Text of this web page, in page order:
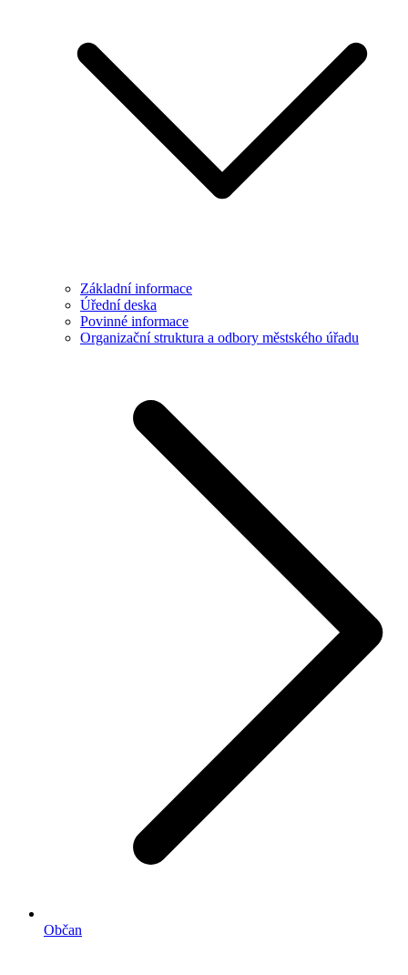
Základní informace
Úřední deska
Povinné informace
Organizační struktura a odbory městského úřadu
Občan